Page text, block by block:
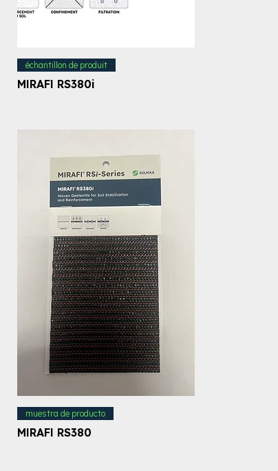
échantillon de produit
MIRAFI RS380i
muestra de producto
MIRAFI RS380